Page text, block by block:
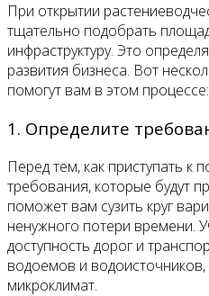
При открытии
тщательно подобрать
инфраструктуру. Это
развития бизнеса. Вот
помогут вам в этом процессе:
1. Определите
Перед тем, как приступать к
требования, которые будут
поможет вам сузить круг
ненужного потери времени.
доступность дорог и
водоемов и
микроклимат.